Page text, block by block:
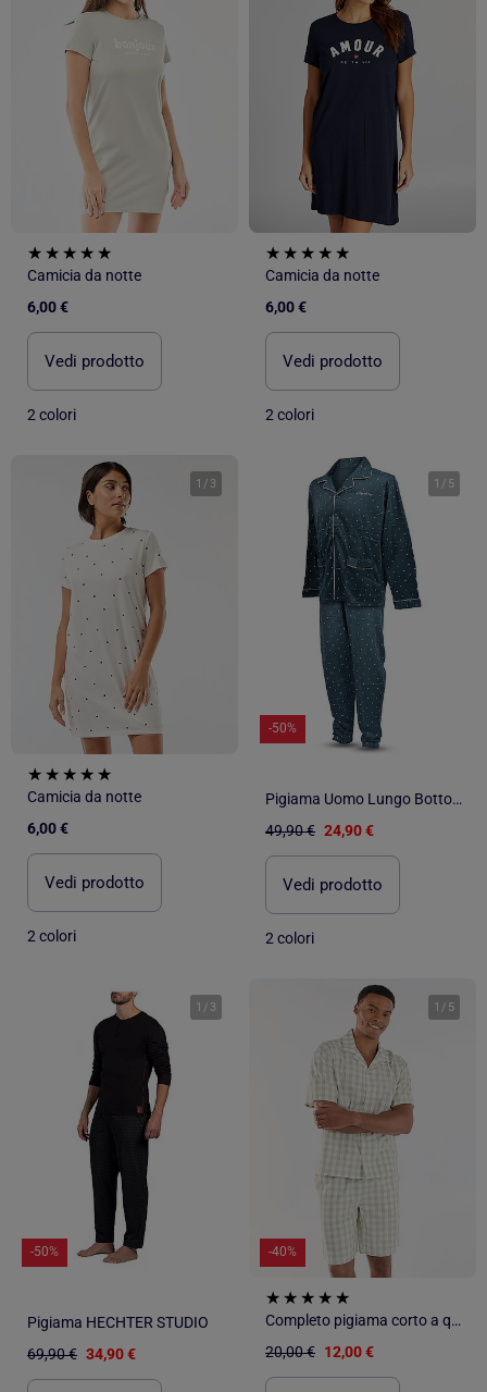
Camicia da notte
6,00 €
Vedi prodotto
2 colori
Camicia da notte
6,00 €
Vedi prodotto
2 colori
1 / 3
Camicia da notte
6,00 €
Vedi prodotto
2 colori
1 / 5
-50%
Pigiama Uomo Lungo Bottoni Collo Camicia Ultra Morbido OZABI
49,90 € 24,90 €
Vedi prodotto
2 colori
1 / 3
-50%
Pigiama HECHTER STUDIO
69,90 € 34,90 €
1 / 5
-40%
Completo pigiama corto a quadri camicia + pantaloncino - 2 pezzi
20,00 € 12,00 €